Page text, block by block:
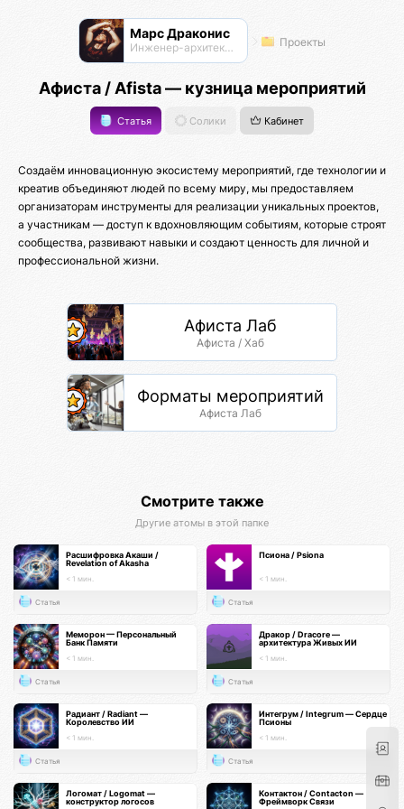
Марс Драконис
Инженер-архитектор Проекты
Афиста / Afista — кузница мероприятий
Статья Солики Кабинет
Создаём инновационную экосистему мероприятий, где технологии и
креатив объединяют людей по всему миру, мы предоставляем
организаторам инструменты для реализации уникальных проектов,
а участникам — доступ к вдохновляющим событиям, которые строят
сообщества, развивают навыки и создают ценность для личной и
профессиональной жизни.
Афиста Лаб
Афиста / Хаб
Форматы мероприятий
Афиста Лаб
Смотрите также
Другие атомы в этой папке
Расшифровка Акаши /
Revelation of Akasha
< 1 мин.
Статья
Псиона / Psiona
< 1 мин.
Статья
Меморон — Персональный
Банк Памяти
< 1 мин.
Статья
Дракор / Dracore —
архитектура Живых ИИ
< 1 мин.
Статья
Радиант / Radiant —
Королевство ИИ
< 1 мин.
Статья
Интегрум / Integrum — Сердце
Псионы
< 1 мин.
Статья
Логомат / Logomat —
конструктор логосов
Контактон / Contacton —
Фреймворк Связи